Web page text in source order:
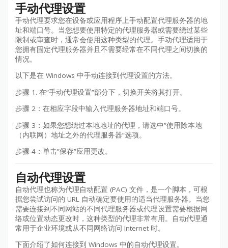
手动代理设置
手动代理要求您在设备或应用程序上手动配置代理服务器的地
址和端口号。当您想要使用特定的代理服务器或需要绕过某些
限制或审查时，通常会使用这种类型的代理。手动代理适用于
您拥有固定代理服务器并且不需要经常在不同代理之间切换的
情况。
以下是在 Windows 中手动连接到代理设置的方法。
步骤 1. 在”手动代理设置”部分下，切换开关将其打开。
步骤 2：在相应字段中输入代理服务器地址和端口号。
步骤 3：如果您想绕过本地地址的代理，请选中”使用除本地
（内联网）地址之外的代理服务器”选项。
步骤 4：单击”保存”应用更改。
自动代理设置
自动代理也称为代理自动配置 (PAC) 文件，是一个脚本，可根
据您尝试访问的 URL 自动确定要使用的适当代理服务器。当您
需要连接到不同网站的不同代理服务器或代理设置需要根据网
络或位置动态更改时，这种类型的代理非常有用。自动代理通
常用于企业环境或从不同网络访问 Internet 时。
下面介绍了如何连接到 Windows 中的自动代理设置。